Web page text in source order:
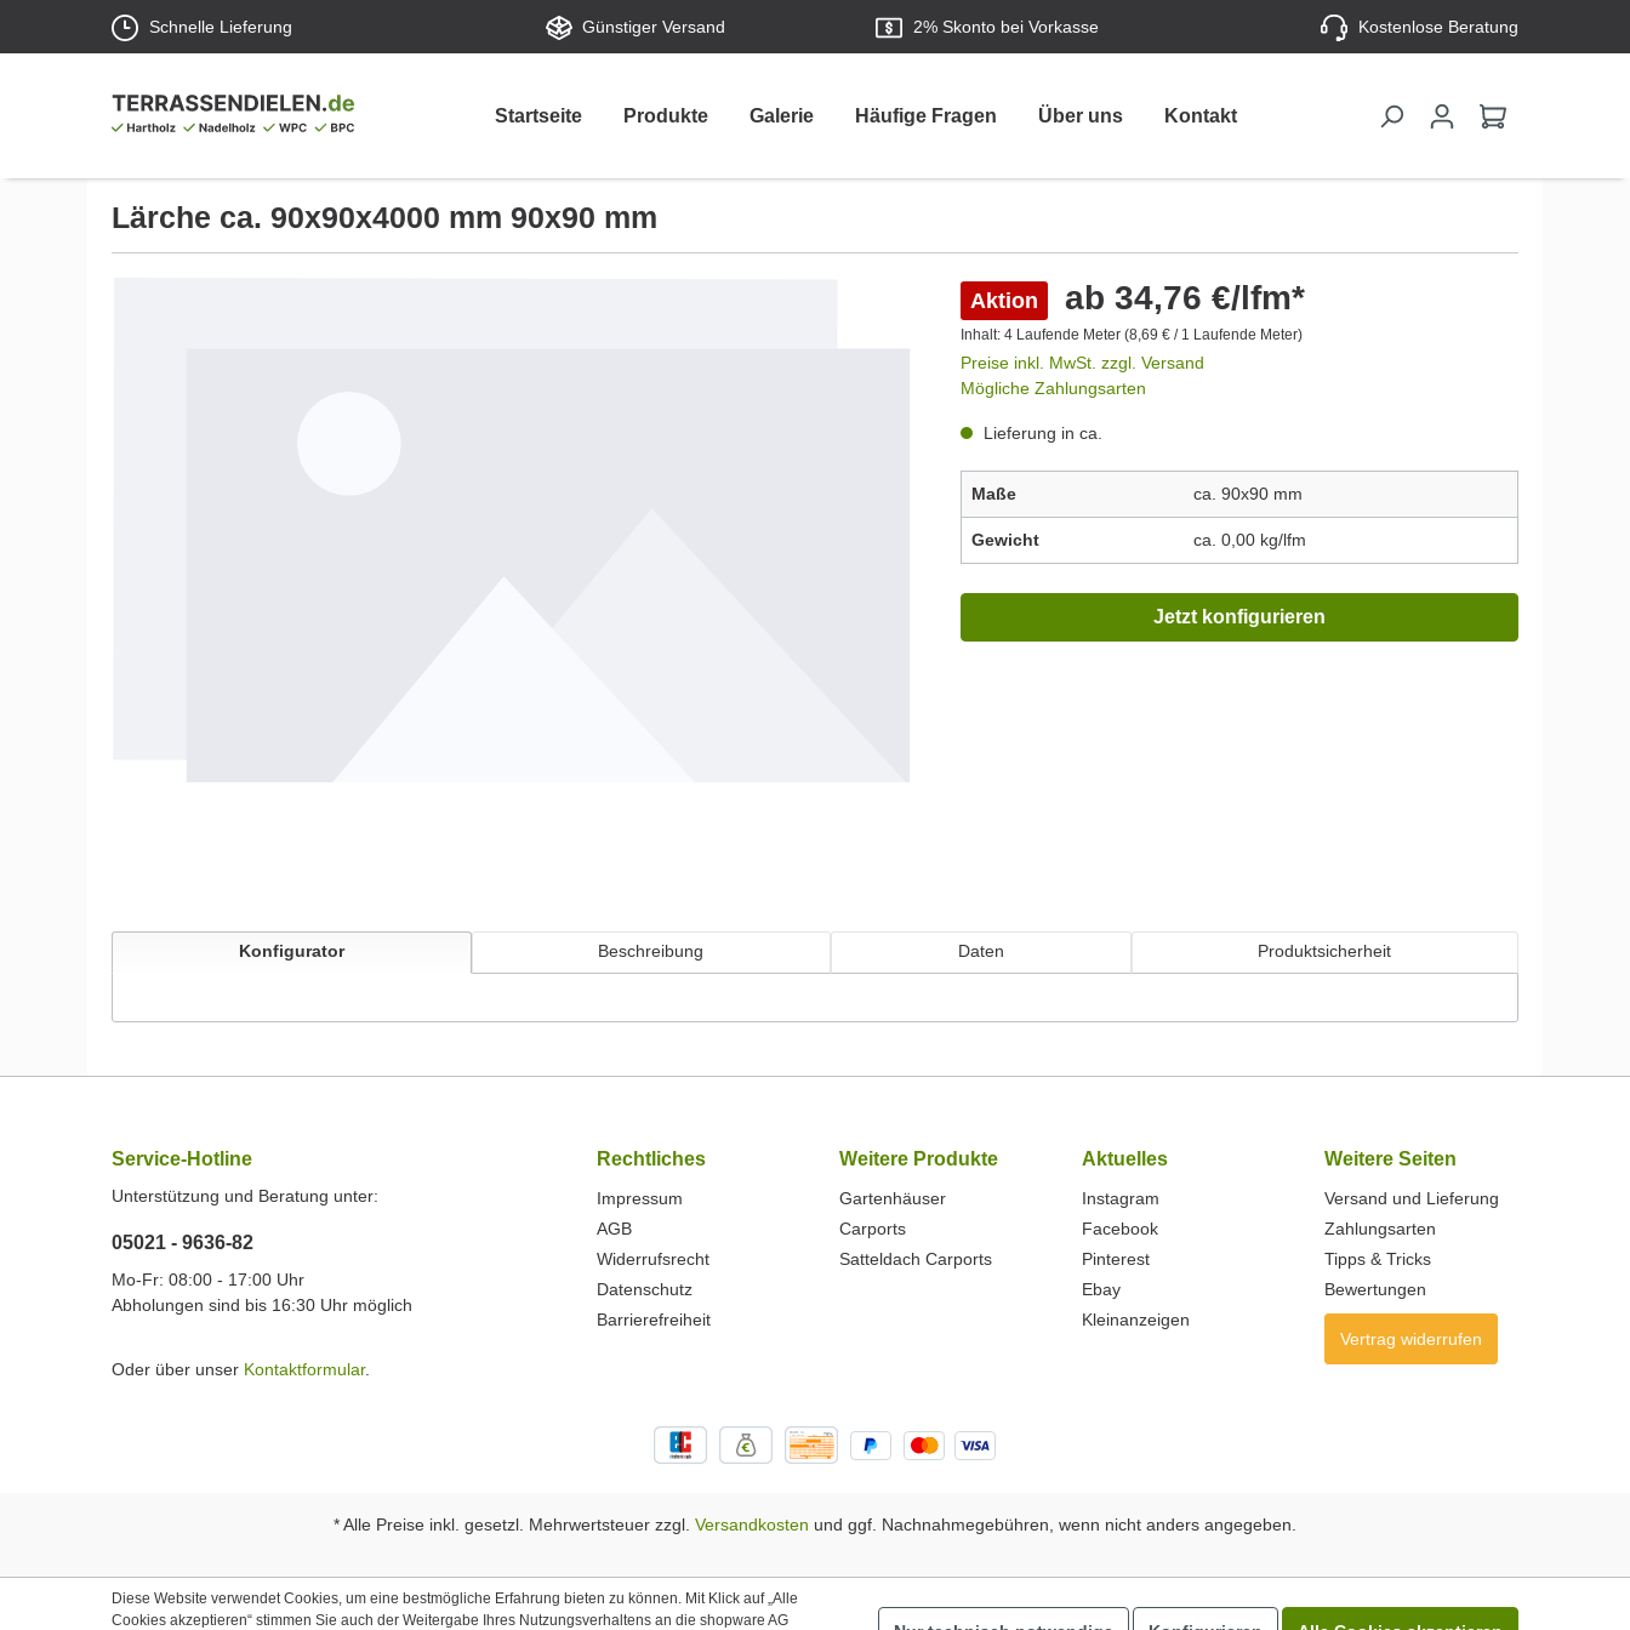
Schnelle Lieferung Günstiger Versand 2% Skonto bei Vorkasse Kostenlose Beratung
Startseite Produkte Galerie Häufige Fragen Über uns Kontakt
Lärche ca. 90x90x4000 mm 90x90 mm
Aktion ab 34,76 €/lfm*
Inhalt: 4 Laufende Meter (8,69 € / 1 Laufende Meter)
Preise inkl. MwSt. zzgl. Versand
Mögliche Zahlungsarten
Lieferung in ca.
Maße ca. 90x90 mm
Gewicht ca. 0,00 kg/lfm
Jetzt konfigurieren
Konfigurator Beschreibung Daten Produktsicherheit
Service-Hotline
Unterstützung und Beratung unter:
05021 - 9636-82
Mo-Fr: 08:00 - 17:00 Uhr
Abholungen sind bis 16:30 Uhr möglich
Oder über unser Kontaktformular.
Rechtliches
Impressum
AGB
Widerrufsrecht
Datenschutz
Barrierefreiheit
Weitere Produkte
Gartenhäuser
Carports
Satteldach Carports
Aktuelles
Instagram
Facebook
Pinterest
Ebay
Kleinanzeigen
Weitere Seiten
Versand und Lieferung
Zahlungsarten
Tipps & Tricks
Bewertungen
Vertrag widerrufen
* Alle Preise inkl. gesetzl. Mehrwertsteuer zzgl. Versandkosten und ggf. Nachnahmegebühren, wenn nicht anders angegeben.
Diese Website verwendet Cookies, um eine bestmögliche Erfahrung bieten zu können. Mit Klick auf „Alle
Cookies akzeptieren“ stimmen Sie auch der Weitergabe Ihres Nutzungsverhaltens an die shopware AG